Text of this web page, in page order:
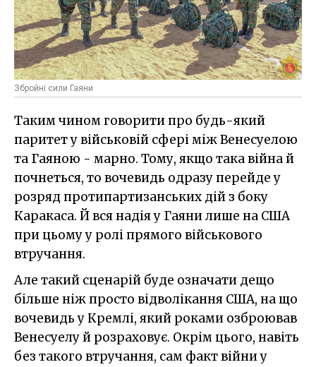
Збройні сили Гаяни
Таким чином говорити про будь-який
паритет у військовій сфері між Венесуелою
та Гаяною - марно. Тому, якщо така війна й
почнеться, то вочевидь одразу перейде у
розряд протипартизанських дій з боку
Каракаса. Й вся надія у Гаяни лише на США
при цьому у ролі прямого військового
втручання.
Але такий сценарій буде означати дещо
більше ніж просто відволікання США, на що
вочевидь у Кремлі, який роками озброював
Венесуелу й розраховує. Окрім цього, навіть
без такого втручання, сам факт війни у